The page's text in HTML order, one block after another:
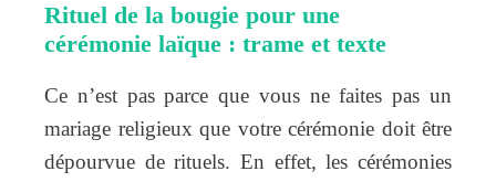
Rituel de la bougie pour une
cérémonie laïque : trame et texte
Ce n’est pas parce que vous ne faites pas un
mariage religieux que votre cérémonie doit être
dépourvue de rituels. En effet, les cérémonies